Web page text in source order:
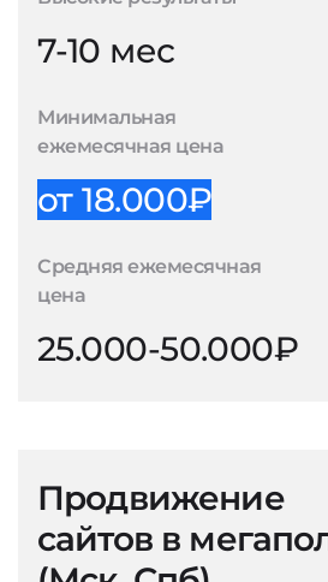
7-10 мес
Минимальная
ежемесячная цена
от 18.000₽
Средняя ежемесячная
цена
25.000-50.000₽
Продвижение
сайтов в